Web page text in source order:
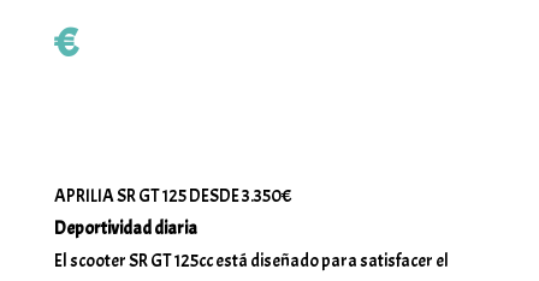
€
APRILIA SR GT 125 DESDE 3.350€
Deportividad diaria
El scooter SR GT 125cc está diseñado para satisfacer el